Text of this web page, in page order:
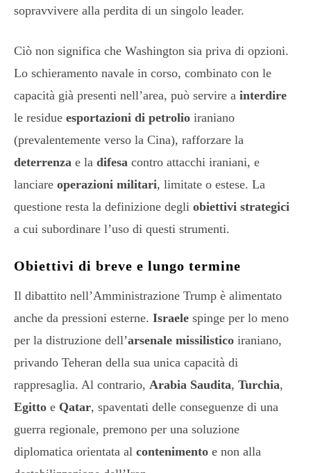
sopravvivere alla perdita di un singolo leader.
Ciò non significa che Washington sia priva di opzioni.
Lo schieramento navale in corso, combinato con le
capacità già presenti nell’area, può servire a interdire
le residue esportazioni di petrolio iraniano
(prevalentemente verso la Cina), rafforzare la
deterrenza e la difesa contro attacchi iraniani, e
lanciare operazioni militari, limitate o estese. La
questione resta la definizione degli obiettivi strategici
a cui subordinare l’uso di questi strumenti.
Obiettivi di breve e lungo termine
Il dibattito nell’Amministrazione Trump è alimentato
anche da pressioni esterne. Israele spinge per lo meno
per la distruzione dell’arsenale missilistico iraniano,
privando Teheran della sua unica capacità di
rappresaglia. Al contrario, Arabia Saudita, Turchia,
Egitto e Qatar, spaventati delle conseguenze di una
guerra regionale, premono per una soluzione
diplomatica orientata al contenimento e non alla